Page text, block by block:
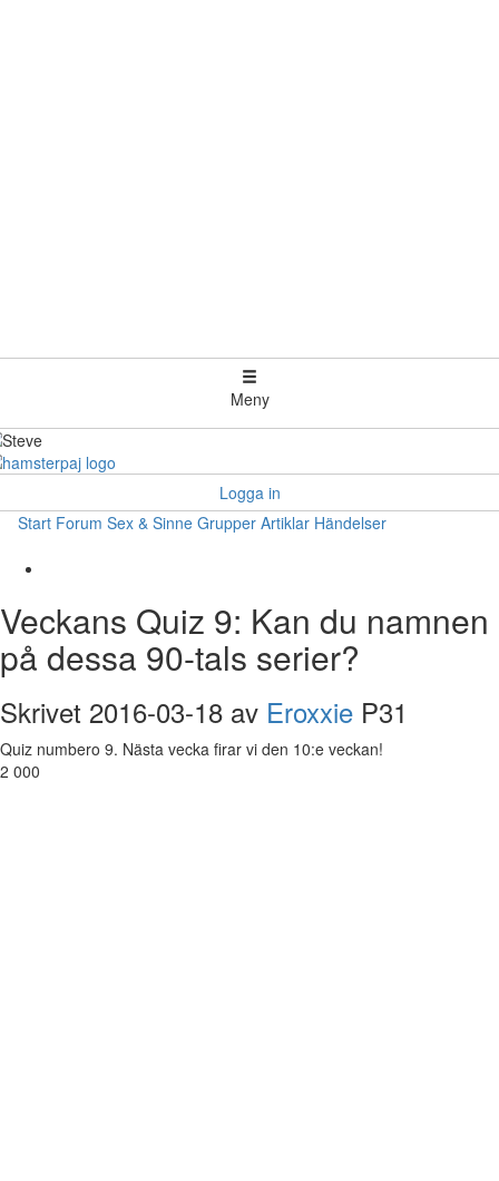
Meny
Logga in
Start Forum Sex & Sinne Grupper Artiklar Händelser
Veckans Quiz 9: Kan du namnen
på dessa 90-tals serier?
Skrivet 2016-03-18 av Eroxxie P31
Quiz numbero 9. Nästa vecka firar vi den 10:e veckan!
2 000